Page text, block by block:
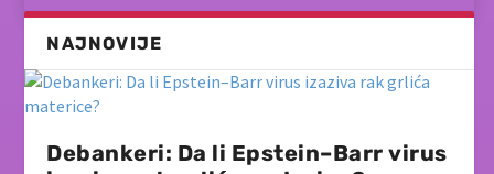
NAJNOVIJE
Debankeri: Da li Epstein–Barr virus